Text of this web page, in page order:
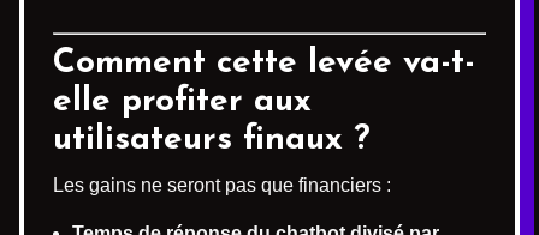
Comment cette levée va-t-
elle profiter aux
utilisateurs finaux ?
Les gains ne seront pas que financiers :